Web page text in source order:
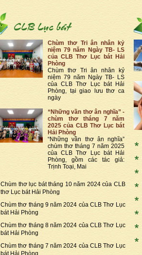
Chùm thơ Tri ân nhân kỷ
niệm 79 năm Ngày TB- LS
của CLB Thơ Lục bát Hải
Phòng
Chùm thơ Tri ân nhân kỷ
niệm 79 năm Ngày TB- LS
của CLB Thơ Lục bát Hải
Phòng, tại giao lưu thơ ca
ngày
“Những vần thơ ân nghĩa” -
chùm thơ tháng 7 năm
2025 của CLB Thơ Lục bát
Hải Phòng
“Những vần thơ ân nghĩa”
chùm thơ tháng 7 năm 2025
của CLB Thơ Lục bát Hải
Phòng, gồm các tác giả:
Trịnh Toại, Mai
Chùm thơ lục bát tháng 10 năm 2024 của CLB
thơ Lục bát Hải Phòng
Chùm thơ tháng 9 năm 2024 của CLB Thơ Lục
bát Hải Phòng
Chùm thơ tháng 8 năm 2024 của CLB Thơ Lục
bát Hải Phòng
Chùm thơ tháng 7 năm 2024 của CLB Thơ Lục
bát Hải Phòng